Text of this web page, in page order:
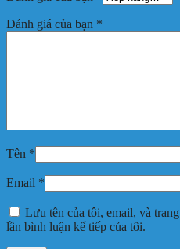
Đánh giá của bạn *
Tên *
Email *
Lưu tên của tôi, email, và
lần bình luận kế tiếp của tôi.